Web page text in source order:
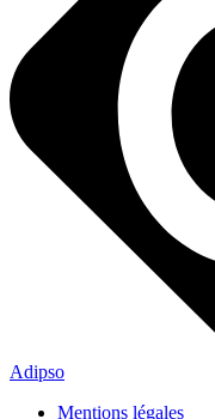
Adipso
Mentions légales